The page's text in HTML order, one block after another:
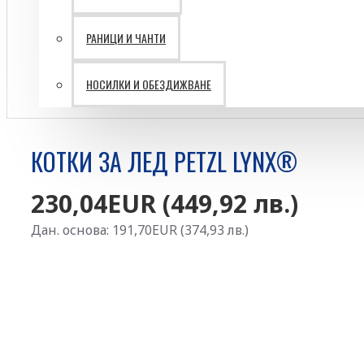
Батерии VARTA
Ветрогенератори
Затворени пространства
Работа на височина
ПЪРВА ПОМОЩ И
РЕСУСЦИТАЦИЯ
РАНИЦИ И ЧАНТИ
НОСИЛКИ И ОБЕЗДИЖВАНЕ
КОТКИ ЗА ЛЕД PETZL LYNX®
230,04EUR (449,92 лв.)
Дан. основа: 191,70EUR (374,93 лв.)